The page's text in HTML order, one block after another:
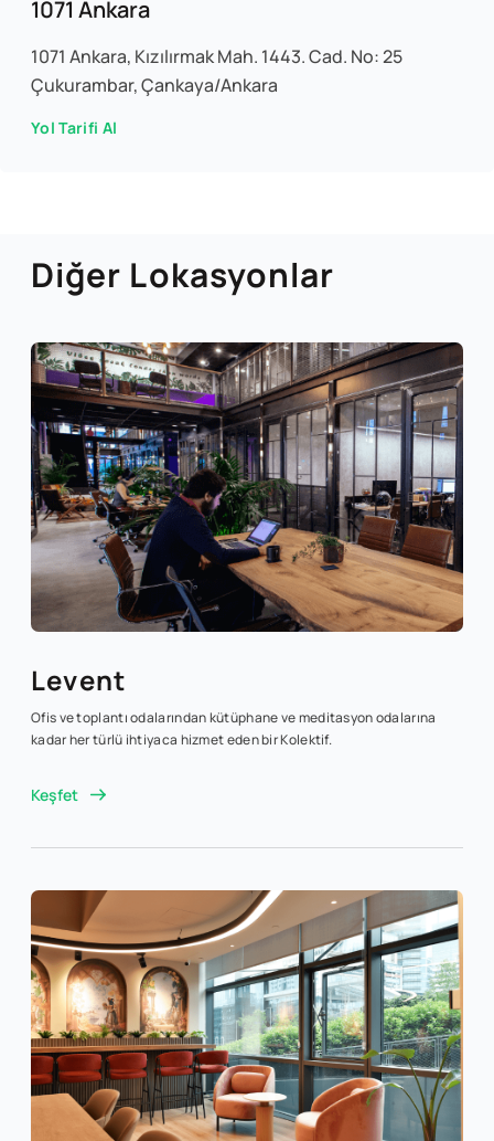
1071 Ankara
1071 Ankara, Kızılırmak Mah. 1443. Cad. No: 25
Çukurambar, Çankaya/Ankara
Yol Tarifi Al
Diğer Lokasyonlar
Levent
Ofis ve toplantı odalarından kütüphane ve meditasyon odalarına
kadar her türlü ihtiyaca hizmet eden bir Kolektif.
Keşfet